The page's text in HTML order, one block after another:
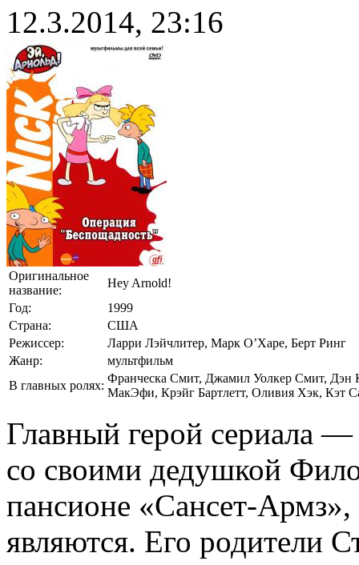
12.3.2014, 23:16
Оригинальное
название:
Hey Arnold!
Год:
1999
Страна:
США
Режиссер:
Ларри Лэйчлитер, Марк О’Харе, Берт Ринг
Жанр:
мультфильм
В главных ролях:
Франческа Смит, Джамил Уолкер Смит, Дэн
МакЭфи, Крэйг Бартлетт, Оливия Хэк, Кэт
Главный герой сериала
со своими дедушкой
пансионе «Сансет-Армз»,
являются. Его родители